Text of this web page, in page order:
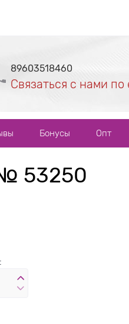
89603518460
Связаться с нами по
Бонусы Опт
53250